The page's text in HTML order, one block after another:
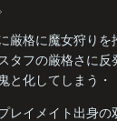
厳格に魔女狩り
タフの厳格さに
と化してしまう・
レイメイト出身